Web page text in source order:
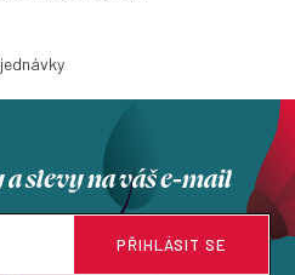
slevy na váš e-mail
PŘIHLÁSIT SE